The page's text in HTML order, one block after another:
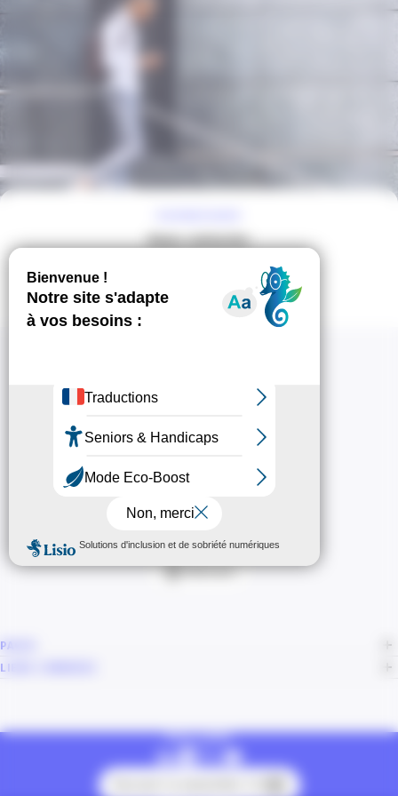
Nous contacter
NOUS CONTACTER
20 Boulevard Carabacel
06000 Nice
T. 04 93 13 73 00
(de 8h30 à 18h00)
Itinéraire
PAGES
LIENS CONNEXES
NOUS SUIVRE